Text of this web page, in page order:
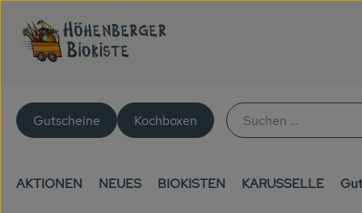
Gutscheine Kochboxen
AKTIONEN NEUES BIOKISTEN KARUSSELLE